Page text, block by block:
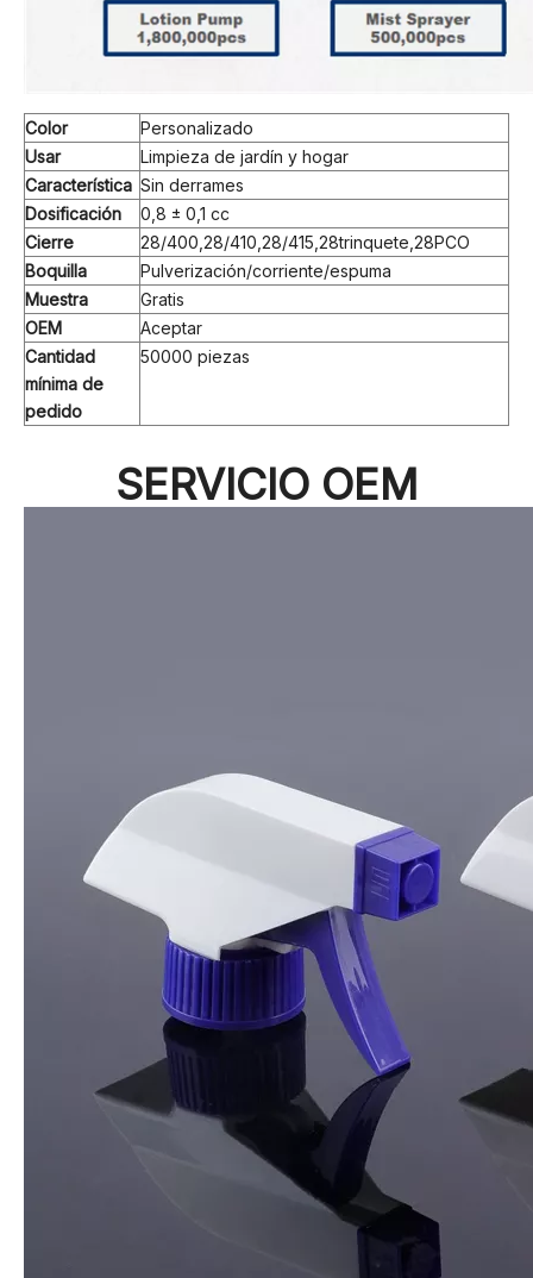
Color
Personalizado
Usar
Limpieza de jardín y hogar
Característica Sin derrames
Dosificación
0,8 ± 0,1 cc
Cierre
28/400,28/410,28/415,28trinquete,28PCO
Boquilla
Pulverización/corriente/espuma
Muestra
Gratis
OEM
Aceptar
Cantidad
mínima de
pedido
50000 piezas
SERVICIO OEM